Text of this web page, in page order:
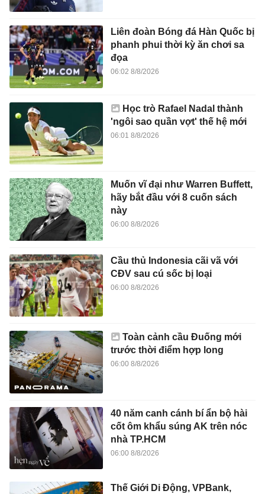
Liên đoàn Bóng đá Hàn Quốc bị
phanh phui thời kỳ ăn chơi sa
đọa
06:02 8/8/2026
Học trò Rafael Nadal thành
'ngôi sao quần vợt' thế hệ mới
06:01 8/8/2026
Muốn vĩ đại như Warren Buffett,
hãy bắt đầu với 8 cuốn sách
này
06:00 8/8/2026
Cầu thủ Indonesia cãi vã với
CĐV sau cú sốc bị loại
06:00 8/8/2026
Toàn cảnh cầu Đuống mới
trước thời điểm hợp long
06:00 8/8/2026
40 năm canh cánh bí ẩn bộ hài
cốt ôm khẩu súng AK trên nóc
nhà TP.HCM
06:00 8/8/2026
Thế Giới Di Động, VPBank,